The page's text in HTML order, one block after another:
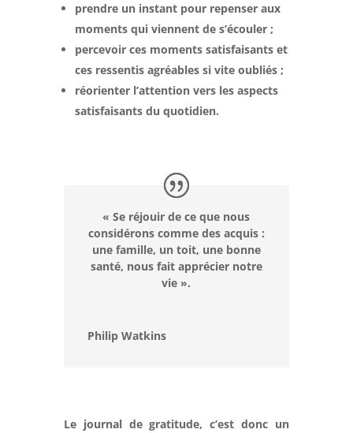
prendre un instant pour repenser aux
moments qui viennent de s’écouler ;
percevoir ces moments satisfaisants et
ces ressentis agréables si vite oubliés ;
réorienter l’attention vers les aspects
satisfaisants du quotidien.
« Se réjouir de ce que nous
considérons comme des acquis :
une famille, un toit, une bonne
santé, nous fait apprécier notre
vie ».
Philip Watkins
Le journal de gratitude, c’est donc un